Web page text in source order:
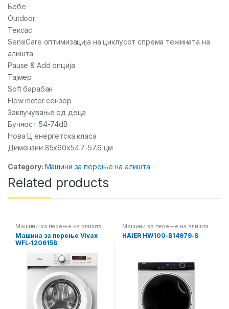
Бебе
Outdoor
Тексас
SensiCare оптимизација на циклусот спрема тежината на
алишта
Pause & Add опција
Тајмер
Soft барабан
Flow meter сензор
Заклучување од деца
Бучност 54-74dB
Нова Ц енергетска класа
Димензии 85x60x54.7-57.6 цм
Category: Машини за перење на алишта
Related products
Машини за перење на алишта
Машина за перење Vivax
WFL-120615B
Машини за перење на алишта
HAIER HW100-B14979-S